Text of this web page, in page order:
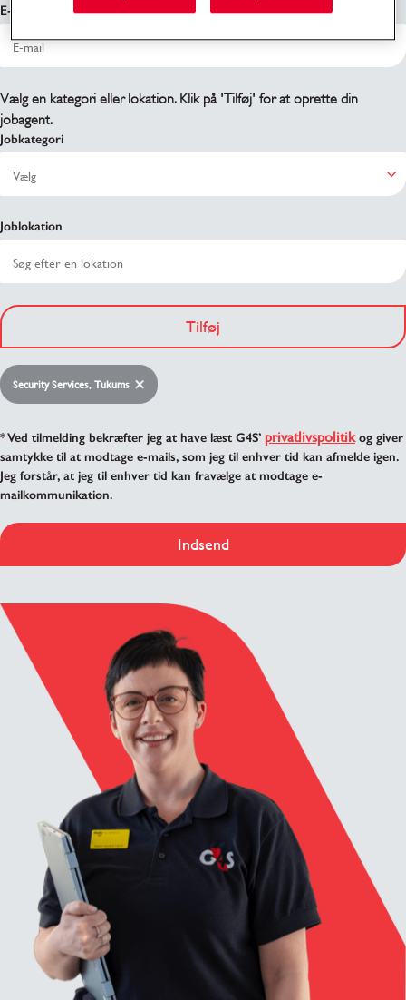
E-mailadresse
Vælg en kategori eller lokation. Klik på 'Tilføj' for at oprette din
jobagent.
Jobkategori
Joblokation
Tilføj
Security Services, Tukums
* Ved tilmelding bekræfter jeg at have læst G4S’ privatlivspolitikog giver
samtykke til at modtage e-mails, som jeg til enhver tid kan afmelde igen.
Jeg forstår, at jeg til enhver tid kan fravælge at modtage e-
mailkommunikation.
Indsend